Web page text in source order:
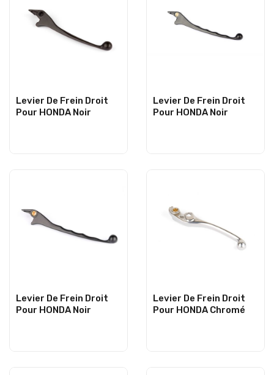
Levier De Frein Droit
Pour HONDA Noir
Levier De Frein Droit
Pour HONDA Noir
Levier De Frein Droit
Pour HONDA Noir
Levier De Frein Droit
Pour HONDA Chromé